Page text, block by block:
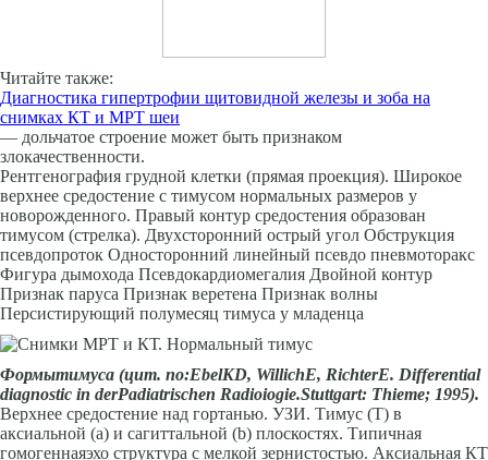
Читайте также:
Диагностика гипертрофии щитовидной железы и зоба на
снимках КТ и МРТ шеи
— дольчатое строение может быть признаком
злокачественности.
Рентгенография грудной клетки (прямая проекция). Широкое
верхнее средостение с тимусом нормальных размеров у
новорожденного. Правый контур средостения образован
тимусом (стрелка). Двухсторонний острый угол Обструкция
псевдопроток Односторонний линейный псевдо пневмоторакс
Фигура дымохода Псевдокардиомегалия Двойной контур
Признак паруса Признак веретена Признак волны
Персистирующий полумесяц тимуса у младенца
Формытимуса (цит. по:EbelKD, WillichE, RichterE. Differential
diagnostic in derPadiatrischen Radioiogie.Stuttgart: Thieme; 1995).
Верхнее средостение над гортанью. УЗИ. Тимус (Т) в
аксиальной (а) и сагиттальной (b) плоскостях. Типичная
гомогеннаяэхо структура с мелкой зернистостью. Аксиальная КТ